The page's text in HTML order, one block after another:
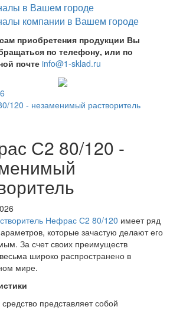
приобретения продукции Вы
по телефону, или по
почте info@1-sklad.ru
120 - незаменимый растворитель
С2 80/120 -
Нефрас С2 80/120 имеет ряд
которые зачастую делают его
За счет своих преимуществ
широко распространено в
мире.
представляет собой